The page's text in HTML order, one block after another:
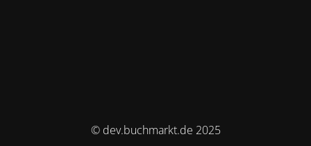
© dev.buchmarkt.de 2025